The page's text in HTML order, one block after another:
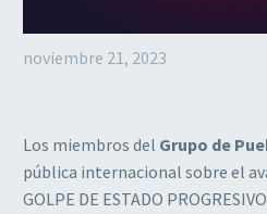
noviembre 21, 2023
Los miembros del Grupo de
pública internacional sobre el
GOLPE DE ESTADO